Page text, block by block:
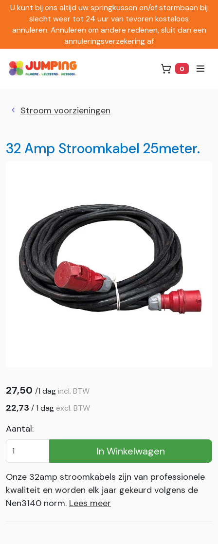
U kunt bij ons altijd uw springkussen en/of stormbaan bij
slecht weer tot 24 uur van tevoren kosteloos
annuleren. Annuleren om andere redenen, sluit dan een
annuleringsverzekering af
0
Stroom voorzieningen
32 Amp Stroomkabel 25meter.
27,50 /1 dagincl. BTW
22,73 /1 dag excl. BTW
Aantal:
In Winkelwagen
Onze 32amp stroomkabels zijn van professionele
kwaliteit en worden elk jaar gekeurd volgens de
Nen3140 norm. Lees meer